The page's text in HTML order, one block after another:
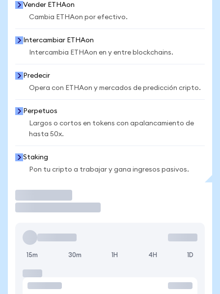
Vender ETHAon
Cambia ETHAon por efectivo.
Intercambiar ETHAon
Intercambia ETHAon en y entre blockchains.
Predecir
Opera con ETHAon y mercados de predicción cripto.
Perpetuos
Largos o cortos en tokens con apalancamiento de
hasta 50x.
Staking
Pon tu cripto a trabajar y gana ingresos pasivos.
15m 30m 1H 4H 1D